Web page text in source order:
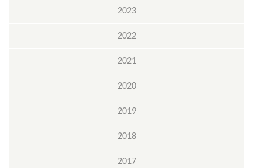
2023
2022
2021
2020
2019
2018
2017